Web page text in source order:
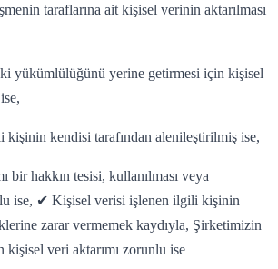
taraflarına ait kişisel verinin aktarılması
yükümlülüğünü yerine getirmesi için kişisel
kendisi tarafından alenileştirilmiş ise,
bir hakkın tesisi, kullanılması veya
ise, ✔ Kişisel verisi işlenen ilgili kişinin
zarar vermemek kaydıyla, Şirketimizin
kişisel veri aktarımı zorunlu ise